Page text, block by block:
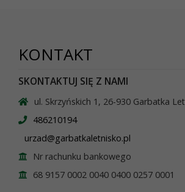
KONTAKT
SKONTAKTUJ SIĘ Z NAMI
ul. Skrzyńskich 1, 26-930 Garbatka
486210194
urzad@garbatkaletnisko.pl
Nr rachunku bankowego
68 9157 0002 0040 0400 0257 0001